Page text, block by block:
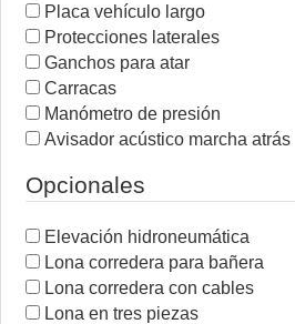
Placa vehículo largo
Protecciones laterales
Ganchos para atar
Carracas
Manómetro de presión
Avisador acústico marcha atrás
Opcionales
Elevación hidroneumática
Lona corredera para bañera
Lona corredera con cables
Lona en tres piezas